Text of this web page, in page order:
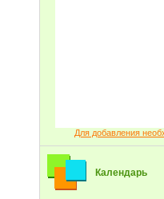
Для добавления
Календарь